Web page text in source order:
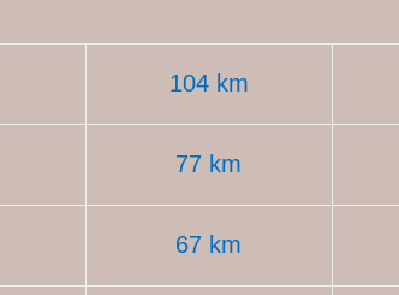
104 km
77 km
67 km